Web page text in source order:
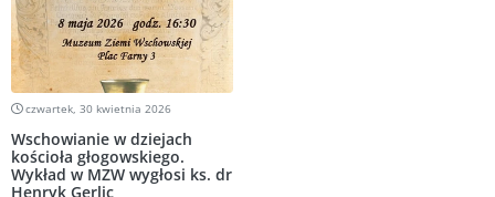
czwartek, 30 kwietnia 2026
Wschowianie w dziejach
kościoła głogowskiego.
Wykład w MZW wygłosi ks. dr
Henryk Gerlic